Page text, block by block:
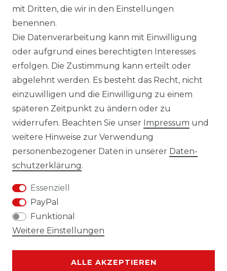
14 TAGE RÜCKGABERECHT
Laro-Shop.de
06233-7705680
info@laro-shop.de
Montag - Freitag, 09:00 - 17:00
Widerrufs­recht
Daten­schutz­erklärung
mit Dritten, die wir in den Einstellungen
benennen.
Die Datenverarbeitung kann mit Einwilligung
oder aufgrund eines berechtigten Interesses
erfolgen. Die Zustimmung kann erteilt oder
abgelehnt werden. Es besteht das Recht, nicht
einzuwilligen und die Einwilligung zu einem
späteren Zeitpunkt zu ändern oder zu
widerrufen. Beachten Sie unser Impressum und
weitere Hinweise zur Verwendung
personenbezogener Daten in unserer Daten­
schutz­erklärung.
Essenziell
PayPal
Funktional
Weitere Einstellungen
ALLE AKZEPTIEREN